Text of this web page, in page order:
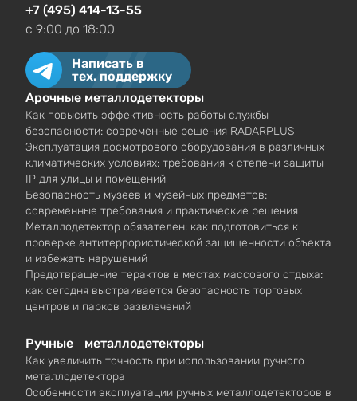
+7 (495) 414-13-55
c 9:00 до 18:00
Написать в
тех. поддержку
Арочные металлодетекторы
Как повысить эффективность работы службы
безопасности: современные решения RADARPLUS
Эксплуатация досмотрового оборудования в различных
климатических условиях: требования к степени защиты
IP для улицы и помещений
Безопасность музеев и музейных предметов:
современные требования и практические решения
Металлодетектор обязателен: как подготовиться к
проверке антитеррористической защищенности объекта
и избежать нарушений
Предотвращение терактов в местах массового отдыха:
как сегодня выстраивается безопасность торговых
центров и парков развлечений
Ручные металлодетекторы
Как увеличить точность при использовании ручного
металлодетектора
Особенности эксплуатации ручных металлодетекторов в